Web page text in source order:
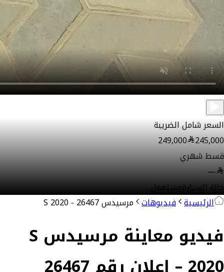
السعر شامل الضريبة
245,000
249,000
قسط شهري
—
حالة السيارةمستعمل
الرئيسية فيديوهات مرسيدس S 2020 - 26467
فيديو معاينة مرسيدس S